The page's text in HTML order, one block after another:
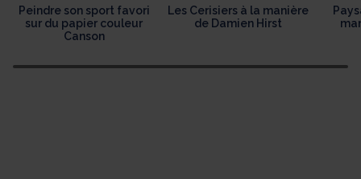
Peindre son sport favori
sur du papier couleur
Canson
Les Cerisiers à la manière
de Damien Hirst